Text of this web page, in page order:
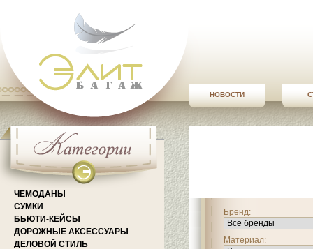
НОВОСТИ
ЧЕМОДАНЫ
СУМКИ
БЬЮТИ-КЕЙСЫ
ДОРОЖНЫЕ АКСЕССУАРЫ
ДЕЛОВОЙ СТИЛЬ
Бренд:
Материал: